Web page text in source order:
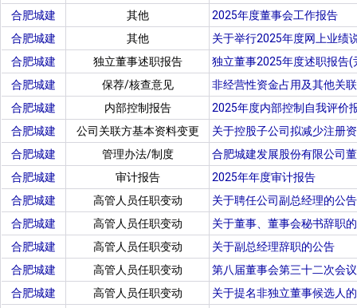
合肥城建
其他
2025年度董事会工作报告
合肥城建
其他
关于举行2025年度网上业绩
合肥城建
独立董事述职报告
独立董事2025年度述职报告(
合肥城建
保荐/核查意见
非经营性资金占用及其他关
合肥城建
内部控制报告
2025年度内部控制自我评价
合肥城建
公司关联方基本资料变更
关于控股子公司拟减少注册
合肥城建
管理办法/制度
合肥城建发展股份有限公司
合肥城建
审计报告
2025年年度审计报告
合肥城建
高管人员任职变动
关于聘任公司副总经理的公告
合肥城建
高管人员任职变动
关于董事、董事会秘书辞职
合肥城建
高管人员任职变动
关于副总经理辞职的公告
合肥城建
高管人员任职变动
第八届董事会第三十二次会
合肥城建
高管人员任职变动
关于提名非独立董事候选人